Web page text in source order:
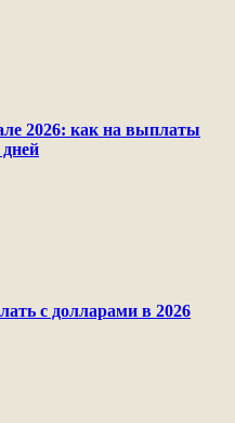
2026: как на выплаты
с долларами в 2026